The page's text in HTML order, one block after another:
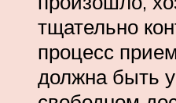
тщательно
процесс
должна быть